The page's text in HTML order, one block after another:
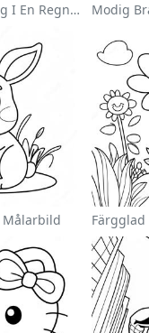
Magisk Enhörning I En Regnbåge Målarbild
Målarbild